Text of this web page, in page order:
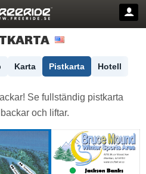
Karta Pistkarta Hotell
Se fullständig pistkarta
och liftar.